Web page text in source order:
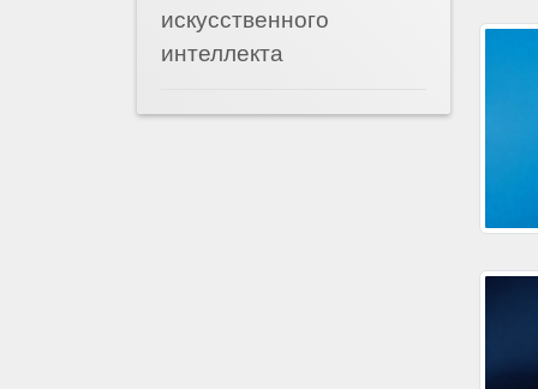
искусственного
интеллекта